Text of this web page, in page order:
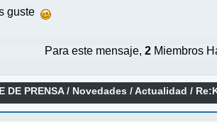
guste
Para este mensaje,2 Miembros
DE PRENSA/ Novedades / Actualidad /